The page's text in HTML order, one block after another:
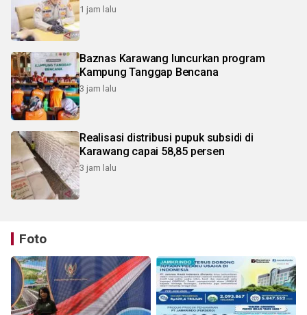
1 jam lalu
Baznas Karawang luncurkan program
Kampung Tanggap Bencana
3 jam lalu
Realisasi distribusi pupuk subsidi di
Karawang capai 58,85 persen
3 jam lalu
Foto